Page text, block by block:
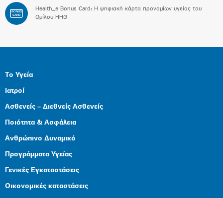
BONUS
CARD
Health_e Bonus Card: H ψηφιακή κάρτα προνομίων υγείας του
Ομίλου HHG
Το Υγεία
Ιατροί
Ασθενείς – Διεθνείς Ασθενείς
Ποιότητα & Ασφάλεια
Ανθρώπινο Δυναμικό
Προγράμματα Υγείας
Γενικές Εγκαταστάσεις
Οικονομικές καταστάσεις